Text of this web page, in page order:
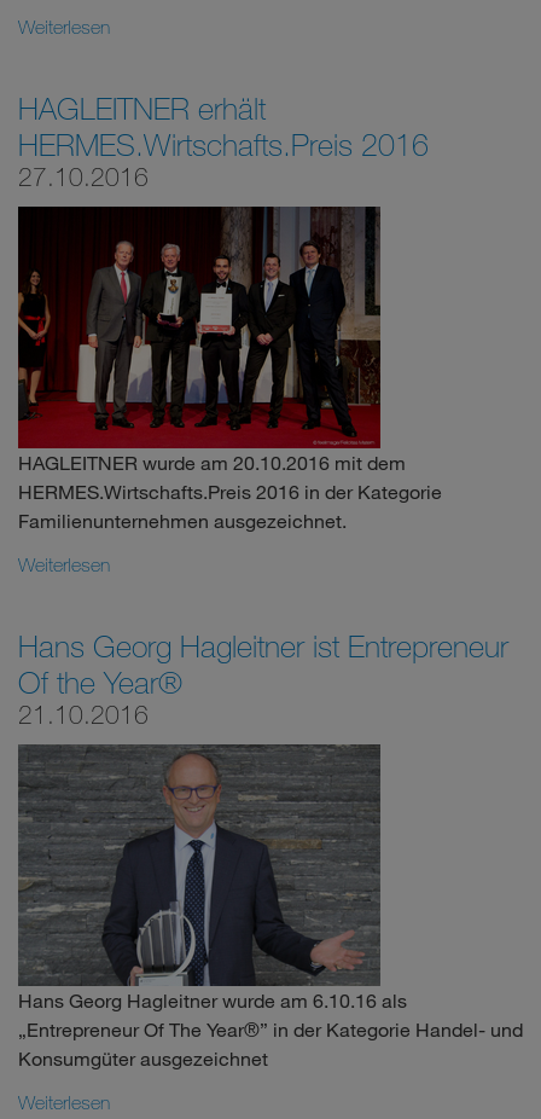
Weiterlesen
HAGLEITNER erhält
HERMES.Wirtschafts.Preis 2016
27.10.2016
HAGLEITNER wurde am 20.10.2016 mit dem
HERMES.Wirtschafts.Preis 2016 in der Kategorie
Familienunternehmen ausgezeichnet.
Weiterlesen
Hans Georg Hagleitner ist Entrepreneur
Of the Year®
21.10.2016
Hans Georg Hagleitner wurde am 6.10.16 als
„Entrepreneur Of The Year®” in der Kategorie Handel- und
Konsumgüter ausgezeichnet
Weiterlesen